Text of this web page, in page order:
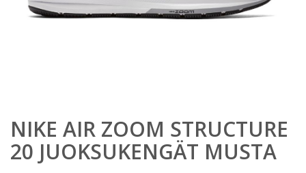
NIKE AIR ZOOM STRUCTURE
20 JUOKSUKENGÄT MUSTA